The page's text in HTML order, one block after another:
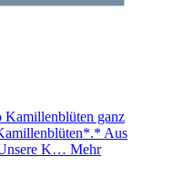
Kamillenblüten ganz
Aus
K… Mehr